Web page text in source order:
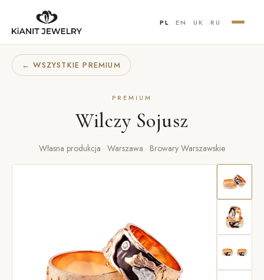
PL EN UK RU
← WSZYSTKIE PREMIUM
PREMIUM
Wilczy Sojusz
Własna produkcja · Warszawa · Browary Warszawskie